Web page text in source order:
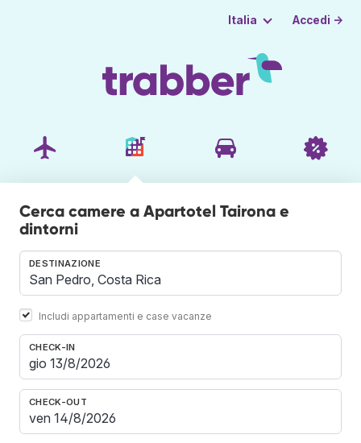
Italia Accedi →
Cerca camere a Apartotel Tairona e
dintorni
DESTINAZIONE
Includi appartamenti e case vacanze
CHECK-IN
CHECK-OUT